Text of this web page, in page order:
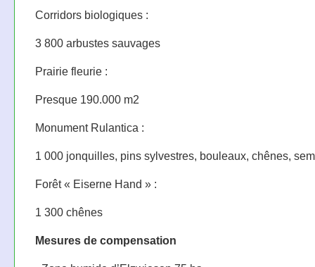
Corridors biologiques :
3 800 arbustes sauvages
Prairie fleurie :
Presque 190.000 m2
Monument Rulantica :
1 000 jonquilles, pins sylvestres, bouleaux, chênes,
Forêt « Eiserne Hand » :
1 300 chênes
Mesures de compensation